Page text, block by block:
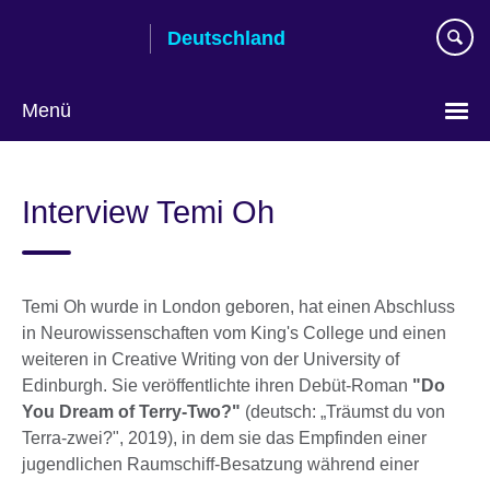
Deutschland
Menü
Interview Temi Oh
Temi Oh wurde in London geboren, hat einen Abschluss
in Neurowissenschaften vom King's College und einen
weiteren in Creative Writing von der University of
Edinburgh. Sie veröffentlichte ihren Debüt-Roman "Do
You Dream of Terry-Two?" (deutsch: „Träumst du von
Terra-zwei?", 2019), in dem sie das Empfinden einer
jugendlichen Raumschiff-Besatzung während einer